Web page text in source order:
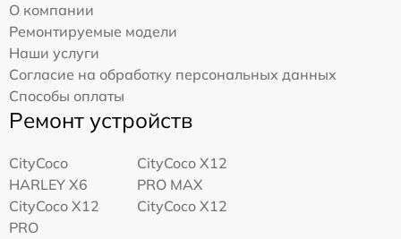
О компании
Ремонтируемые модели
Наши услуги
Согласие на обработку персональных данных
Способы оплаты
Ремонт устройств
CityCoco
HARLEY X6
CityCoco X12
PRO MAX
CityCoco X12
PRO
CityCoco X12